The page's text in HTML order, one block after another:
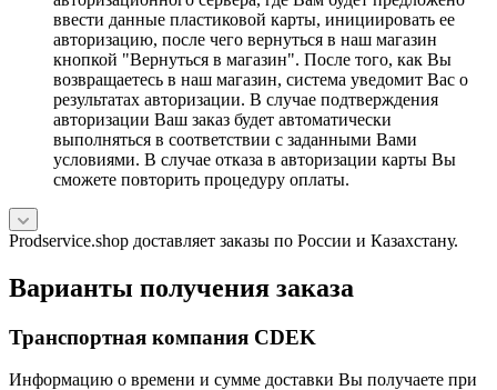
ввести данные пластиковой карты, инициировать ее
авторизацию, после чего вернуться в наш магазин
кнопкой "Вернуться в магазин". После того, как Вы
возвращаетесь в наш магазин, система уведомит Вас о
результатах авторизации. В случае подтверждения
авторизации Ваш заказ будет автоматически
выполняться в соответствии с заданными Вами
условиями. В случае отказа в авторизации карты Вы
сможете повторить процедуру оплаты.
Prodservice.shop доставляет заказы по России и Казахстану.
Варианты получения заказа
Транспортная компания CDEK
Информацию о времени и сумме доставки Вы получаете при